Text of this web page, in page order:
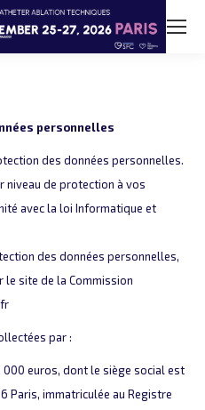
personnelles
des données personnelles.
niveau de protection à vos
avec la loi Informatique et
des données personnelles,
site de la Commission
par :
000 euros, dont le siège social est
Paris, immatriculée au Registre